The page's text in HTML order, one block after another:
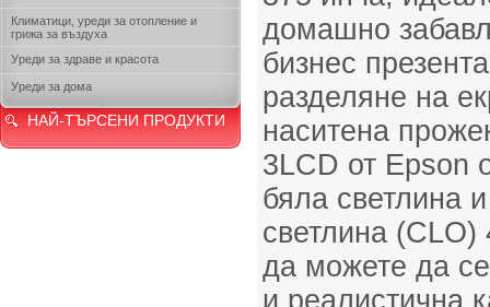
Климатици, уреди за отопление и
грижа за въздуха
Уреди за здраве и красота
Уреди за дома
НАЙ-ТЪРСЕНИ ПРОДУКТИ
домашно
бизнес
разделяне на
наситена
3LCD от Epson
бяла светлина
светлина
да можете да
и реалистична